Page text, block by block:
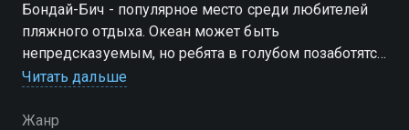
Бондай-Бич - популярное место среди любителей
пляжного отдыха. Океан может быть
непредсказуемым, но ребята в голубом позаботятся
о вашей безопасности. Ведь на этом пляже может
Читать дальше
Жанр